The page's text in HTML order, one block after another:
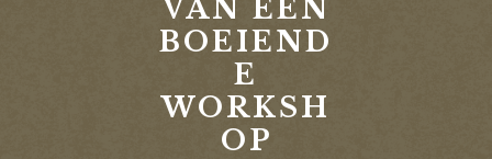
VAN EEN
BOEIEND
E
WORKSH
OP